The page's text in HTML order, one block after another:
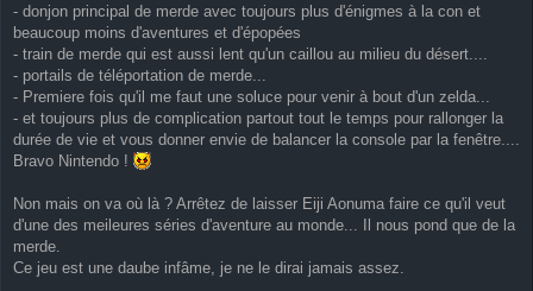
- donjon principal de merde avec toujours plus d'énigmes à la con et
beaucoup moins d'aventures et d'épopées
- train de merde qui est aussi lent qu'un caillou au milieu du désert....
- portails de téléportation de merde...
- Premiere fois qu'il me faut une soluce pour venir à bout d'un zelda...
- et toujours plus de complication partout tout le temps pour rallonger la
durée de vie et vous donner envie de balancer la console par la fenêtre....
Bravo Nintendo !
Non mais on va où là ? Arrêtez de laisser Eiji Aonuma faire ce qu'il veut
d'une des meileures séries d'aventure au monde... Il nous pond que de la
merde.
Ce jeu est une daube infâme, je ne le dirai jamais assez.